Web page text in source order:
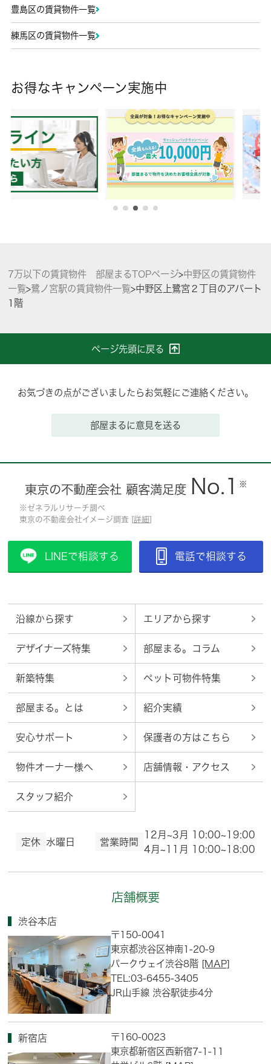
豊島区の賃貸物件一覧
練馬区の賃貸物件一覧
お得なキャンペーン実施中
7万以下の賃貸物件 部屋まるTOPページ>中野区の賃貸物件
一覧>鷺ノ宮駅の賃貸物件一覧>中野区上鷺宮２丁目のアパート
1階
ページ先頭に戻る
お気づきの点がございましたらお気軽にご連絡ください。
部屋まるに意見を送る
東京の不動産会社 顧客満足度 No.1 ※
※ゼネラルリサーチ調べ
東京の不動産会社イメージ調査 [ 詳細
LINEで相談する 電話で相談する
沿線から探す エリアから探す
デザイナーズ特集 部屋まる。コラム
新築特集 ペット可物件特集
部屋まる。とは 紹介実績
安心サポート 保護者の方はこちら
物件オーナー様へ 店舗情報・アクセス
スタッフ紹介
定休 水曜日 営業時間
12月~3月 10:00~19:00
4月~11月 10:00~18:00
店舗概要
渋谷本店
〒150-0041
東京都渋谷区神南1-20-9
パークウェイ渋谷8階 [MAP]
TEL:03-6455-3405
JR山手線 渋谷駅徒歩4分
新宿店
〒160-0023
東京都新宿区西新宿7-1-11